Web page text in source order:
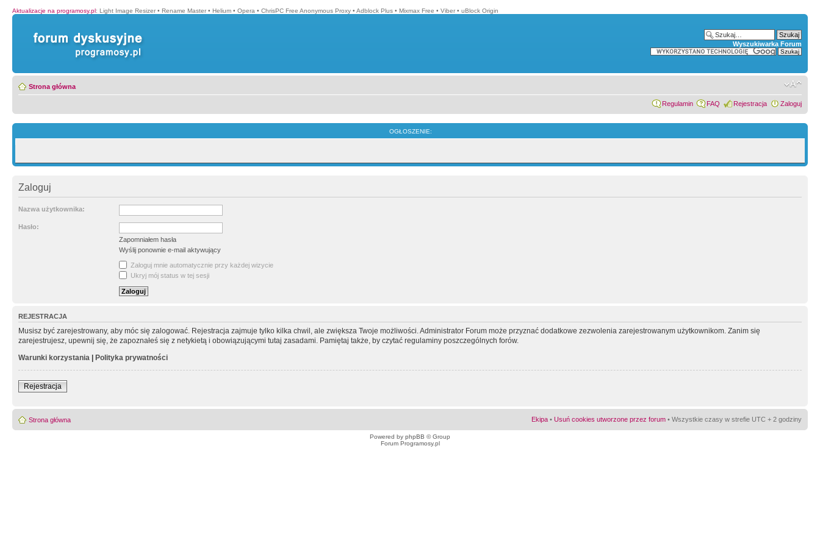
Aktualizacje na programosy.pl: Light Image Resizer • Rename Master • Helium • Opera • ChrisPC Free Anonymous Proxy • Adblock Plus • Mixmax Free • Viber • uBlock Origin
Wyszukiwarka Forum
Strona główna
Regulamin FAQ Rejestracja Zaloguj
OGŁOSZENIE:
Zaloguj
Nazwa użytkownika:
Hasło:
Zapomniałem hasła
Wyślij ponownie e-mail aktywujący
Zaloguj mnie automatycznie przy każdej wizycie
Ukryj mój status w tej sesji
REJESTRACJA
Musisz być zarejestrowany, aby móc się zalogować. Rejestracja zajmuje tylko kilka chwil, ale zwiększa Twoje możliwości. Administrator Forum może przyznać dodatkowe zezwolenia zarejestrowanym użytkownikom. Zanim się
zarejestrujesz, upewnij się, że zapoznałeś się z netykietą i obowiązującymi tutaj zasadami. Pamiętaj także, by czytać regulaminy poszczególnych forów.
Warunki korzystania | Polityka prywatności
Rejestracja
Strona główna Ekipa • Usuń cookies utworzone przez forum • Wszystkie czasy w strefie UTC + 2 godziny
Powered by phpBB © Group
Forum Programosy.pl